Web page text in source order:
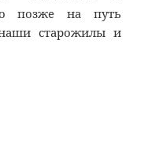
позже на путь
старожилы и